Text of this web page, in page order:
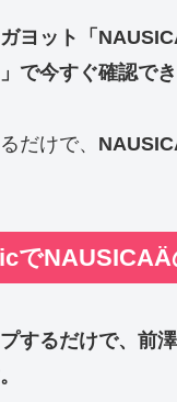
ヨット「
で今すぐ確認でき
だけで、
で
するだけで、 前